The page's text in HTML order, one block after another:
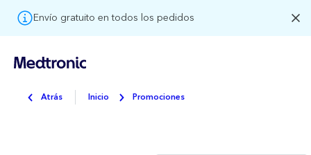
Envío gratuito en todos los pedidos
Atrás Inicio Promociones